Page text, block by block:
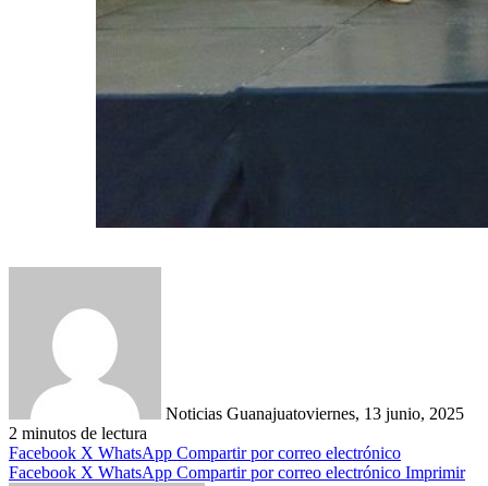
Noticias Guanajuatoviernes, 13 junio, 2025
2 minutos de lectura
Facebook X WhatsApp Compartir por correo electrónico
Facebook X WhatsApp Compartir por correo electrónico Imprimir